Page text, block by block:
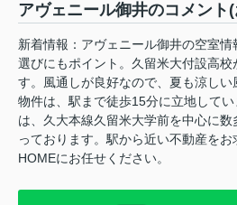
アヴェニール御井のコメント
新着情報：アヴェニール御井の空室
選びにもポイント。久留米大付設高校
す。風通しが良好なので、夏も涼し
物件は、駅まで徒歩15分に立地して
は、久大本線久留米大学前を中心に
っております。駅から近い不動産を
HOMEにお任せください。